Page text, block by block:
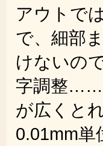
アウトで
で、細部
けないの
字調整……
が広くと
0.01mm単